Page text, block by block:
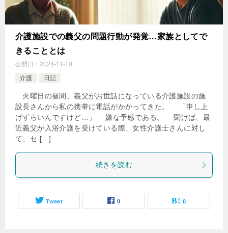
介護施設での義父の問題行動が発覚…家族としてで
きることとは
公開日： 2024-11-10
介護
日記
火曜日の昼間、義父がお世話になっている介護施設の施
設長さんから私の携帯に電話がかかってきた。 「申し上
げずらいんですけど…」 嫌な予感である。 聞けば、最
近義父が入浴介護を受けている際、女性介護士さんに対し
て、セ […]
続きを読む
Tweet 0 0